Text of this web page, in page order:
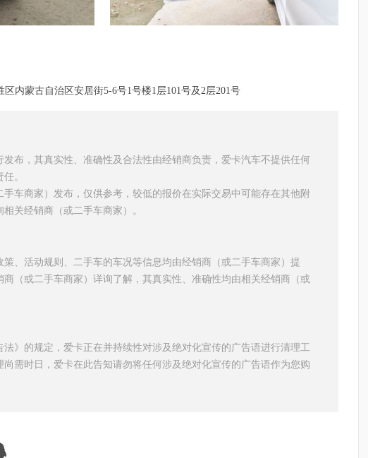
内蒙古自治区安居街5-6号1号楼1层101号及2层201号
发布，其真实性、准确性及合法性由经销商负责，爱卡汽车不提供任何
。
车商家）发布，仅供参考，较低的报价在实际交易中可能存在其他附
关经销商（或二手车商家）。
、活动规则、二手车的车况等信息均由经销商（或二手车商家）提
（或二手车商家）详询了解，其真实性、准确性均由相关经销商（或
》的规定，爱卡正在并持续性对涉及绝对化宣传的广告语进行清理工
需时日，爱卡在此告知请勿将任何涉及绝对化宣传的广告语作为您购